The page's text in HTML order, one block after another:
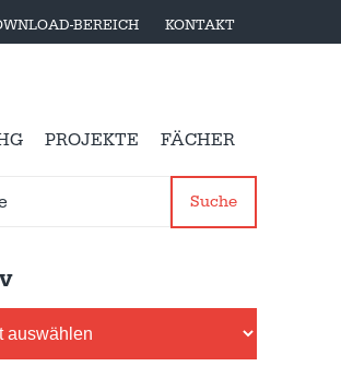
BEREICH KONTAKT
PROJEKTE FÄCHER
Suche